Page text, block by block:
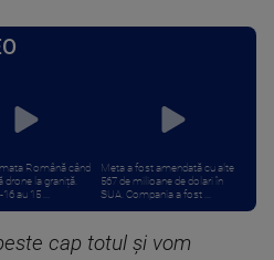
Română când
drone la graniță.
au 15 ...
Meta a fost amendată cu alte
567 de milioane de dolari în
SUA. Compania a fost ...
cap totul și vom